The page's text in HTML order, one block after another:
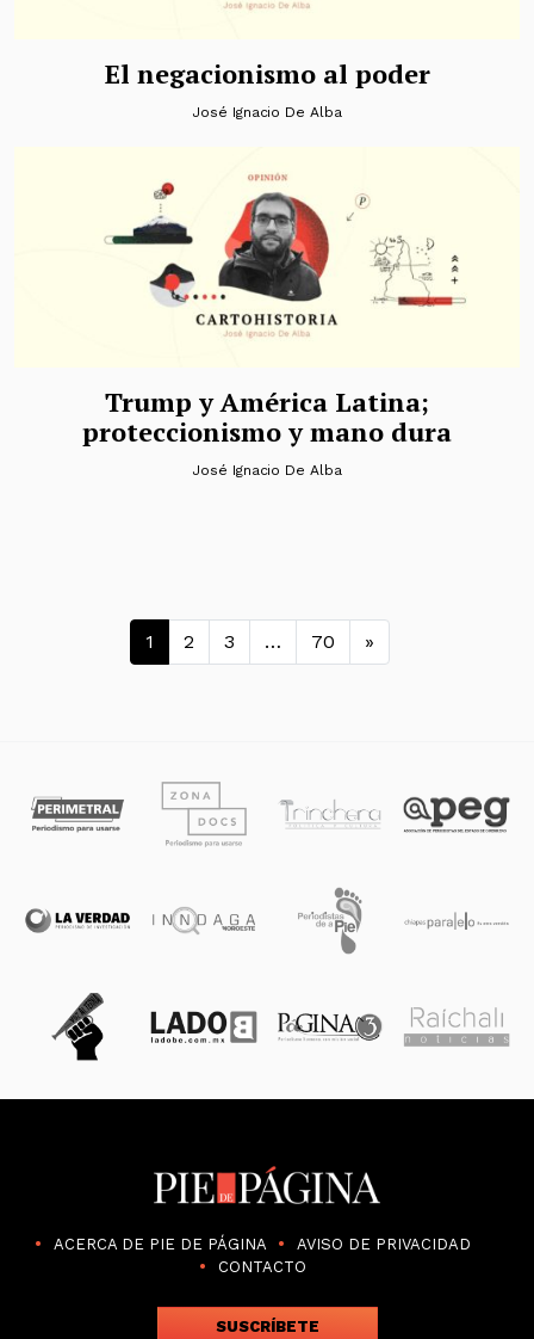
El negacionismo al poder
José Ignacio De Alba
Trump y América Latina;
proteccionismo y mano dura
José Ignacio De Alba
Navegación de entradas
1 2 3 … 70 »
ACERCA DE PIE DE PÁGINA
AVISO DE PRIVACIDAD
CONTACTO
SUSCRÍBETE